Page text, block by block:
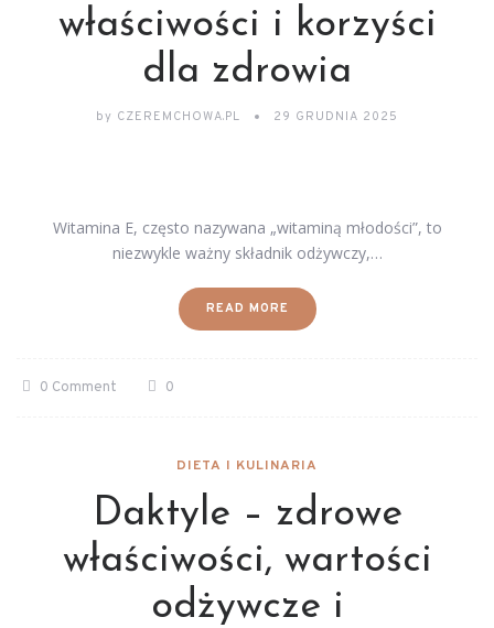
właściwości i korzyści
dla zdrowia
by CZEREMCHOWA.PL 29 GRUDNIA 2025
Witamina E, często nazywana „witaminą młodości”, to
niezwykle ważny składnik odżywczy,…
READ MORE
0 Comment 0
DIETA I KULINARIA
Daktyle – zdrowe
właściwości, wartości
odżywcze i